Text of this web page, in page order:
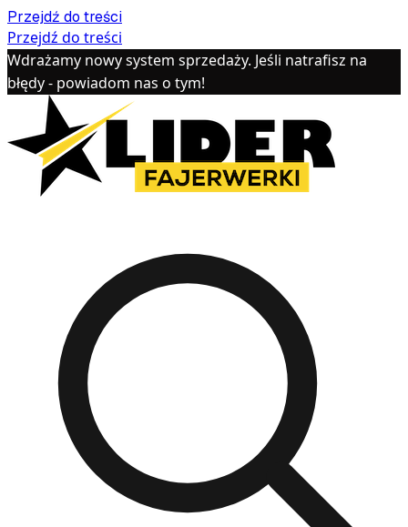
Przejdź do treści
Przejdź do treści
Wdrażamy nowy system sprzedaży. Jeśli natrafisz na
błędy - powiadom nas o tym!